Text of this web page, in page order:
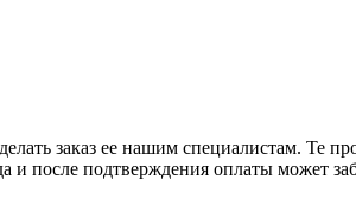
заказ ее нашим специалистам. Те
после подтверждения оплаты может